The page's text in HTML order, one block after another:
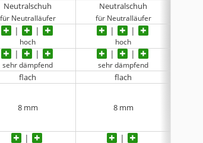
Neutralschuh
für Neutralläufer
Neutralschuh
für Neutralläufer
hoch hoch
sehr dämpfend sehr dämpfend
flach
flach
8 mm 8 mm